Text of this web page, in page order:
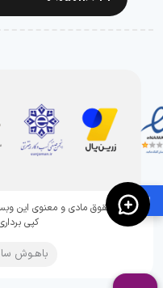
🛍️
تمامی حقوق مادی و معنوی این
کپی
باهـوش